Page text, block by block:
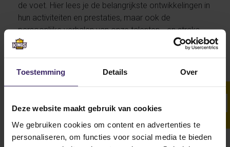
Toestemming Details Over
Deze website maakt gebruik van cookies
We gebruiken cookies om content en advertenties te
personaliseren, om functies voor social media te bieden
de voet. Hier lees je de belangrijkste ontwikkelingen in
hun activiteiten en prestaties, maar ook de
persoonlijke verhalen van onze talenten… en straks
misschien wel jouw life changing story.